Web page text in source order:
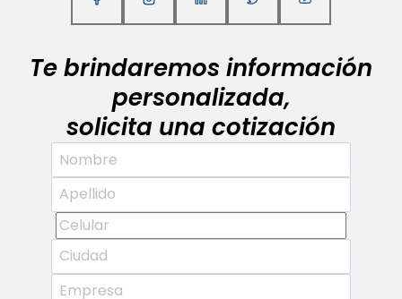
Te brindaremos información
personalizada,
solicita una cotización